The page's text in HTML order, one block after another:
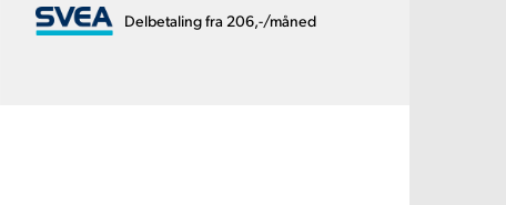
Delbetaling fra 206,-/måned